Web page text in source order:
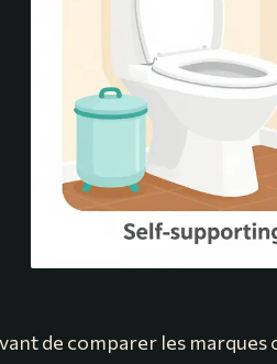
de comparer les marques